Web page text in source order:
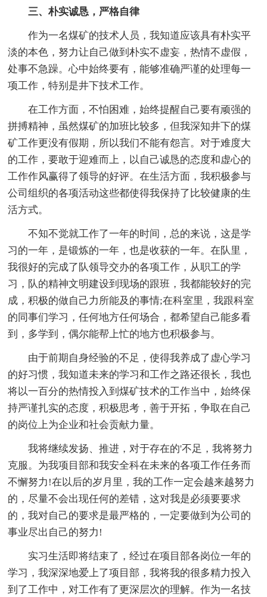
三、朴实诚恳，严格自律
作为一名煤矿的技术人员，我知道应该具有朴实平
淡的本色，努力让自己做到朴实不虚妄，热情不虚假，
处事不急躁。心中始终要有，能够准确严谨的处理每一
项工作，特别是井下技术工作。
在工作方面，不怕困难，始终提醒自己要有顽强的
拼搏精神，虽然煤矿的加班比较多，但我深知井下的煤
矿工作更没有假期，所以我们不能有怨言。对于难度大
的工作，要敢于迎难而上，以自己诚恳的态度和虚心的
工作作风赢得了领导的好评。在生活方面，我积极参与
公司组织的各项活动这些都使得我保持了比较健康的生
活方式。
不知不觉就工作了一年的时间，总的来说，这是学
习的一年，是锻炼的一年，也是收获的一年。在队里，
我很好的完成了队领导交办的各项工作，从职工的学
习，队的精神文明建设到现场的跟班，我都能较好的完
成，积极的做自己力所能及的事情;在科室里，我跟科室
的同事们学习，任何地方任何场合，都希望自己能多看
到，多学到，偶尔能帮上忙的地方也积极参与。
由于前期自身经验的不足，使得我养成了虚心学习
的好习惯，我知道未来的学习和工作之路还很长，我也
将以一百分的热情投入到煤矿技术的工作当中，始终保
持严谨扎实的态度，积极思考，善于开拓，争取在自己
的岗位上为企业和社会贡献力量。
我将继续发扬、推进，对于存在的'不足，我将努力
克服。为我项目部和我安全科在未来的各项工作任务而
不懈努力!在以后的岁月里，我的工作一定会越来越努力
的，尽量不会出现任何的差错，这对我是必须要要求
的，我对自己的要求是最严格的，一定要做到为公司的
事业尽出自己的努力!
实习生活即将结束了，经过在项目部各岗位一年的
学习，我深深地爱上了项目部，我将我的很多精力投入
到了工作中，对工作有了更深层次的理解。作为一名技